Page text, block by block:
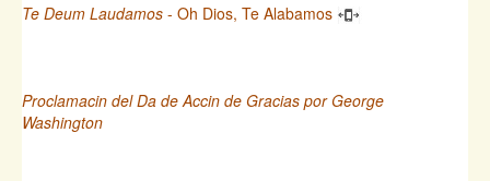
Te Deum Laudamos - Oh Dios, Te Alabamos
Proclamacin del Da de Accin de Gracias por George
Washington